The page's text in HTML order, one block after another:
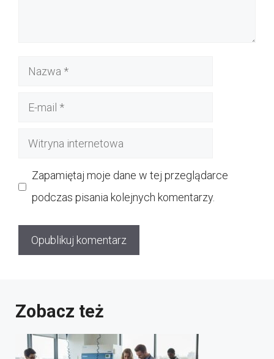
Nazwa
Witryna
Zapamiętaj moje dane w tej przeglądarce
podczas pisania kolejnych komentarzy.
Zobacz też